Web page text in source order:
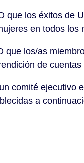
que los éxitos de
en todos los
que los/as
de
comité ejecutivo
a